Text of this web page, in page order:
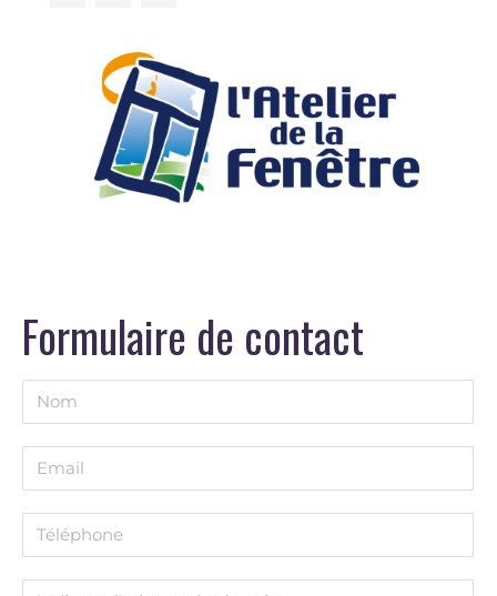
Formulaire de contact